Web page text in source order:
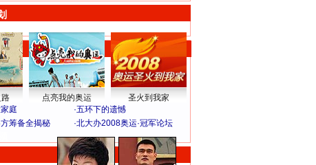
点亮我的奥运
圣火到我家
庭 ·五环下的遗憾
筹备全揭秘 ·北大办2008奥运·冠军论坛